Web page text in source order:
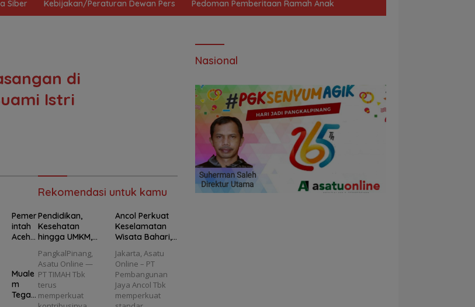
Siber Kebijakan/Peraturan Dewan Pers Pedoman Pemberitaan Ramah Anak
di
Istri
Pemer
intah
Aceh
Dana
Benca
na
2025
Muale
m
Tegas
Rekomendasi untuk kamu
Pendidikan,
Kesehatan
hingga UMKM,
TIMAH Jangkau
69.653
Penerima
Manfaat
PangkalPinang,
Asatu Online —
PT TIMAH Tbk
terus
memperkuat
Ancol Perkuat
Keselamatan
Wisata Bahari,
Wisata Wajib
Kantongi E-Pas
Kecil
Jakarta, Asatu
Online – PT
Pembangunan
Jaya Ancol Tbk
memperkuat
Nasional